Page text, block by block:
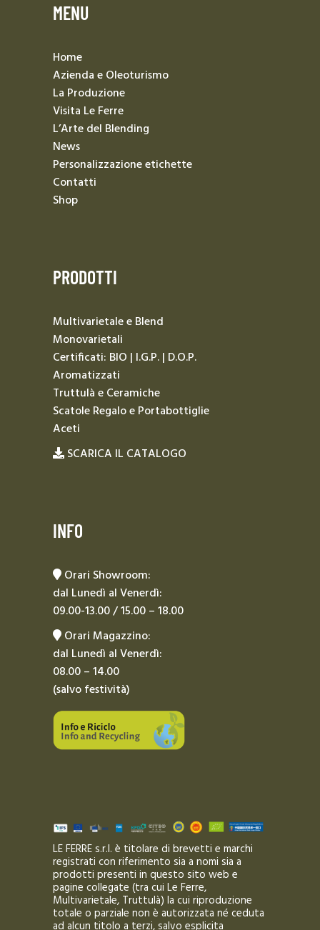
MENU
Home
Azienda e Oleoturismo
La Produzione
Visita Le Ferre
L’Arte del Blending
News
Personalizzazione etichette
Contatti
Shop
PRODOTTI
Multivarietale e Blend
Monovarietali
Certificati: BIO | I.G.P. | D.O.P.
Aromatizzati
Truttulà e Ceramiche
Scatole Regalo e Portabottiglie
Aceti
SCARICA IL CATALOGO
INFO
Orari Showroom:
dal Lunedì al Venerdì:
09.00-13.00 / 15.00 – 18.00
Orari Magazzino:
dal Lunedì al Venerdì:
08.00 – 14.00
(salvo festività)
LE FERRE s.r.l. è titolare di brevetti e marchi
registrati con riferimento sia a nomi sia a
prodotti presenti in questo sito web e
pagine collegate (tra cui Le Ferre,
Multivarietale, Truttulà) la cui riproduzione
totale o parziale non è autorizzata né ceduta